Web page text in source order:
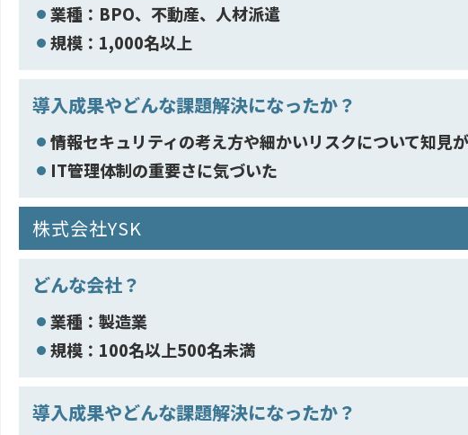
業種：BPO、不動産、人材派遣
規模：1,000名以上
導入成果やどんな課題解決になったか？
情報セキュリティの考え方や細かいリスクについて知見
IT管理体制の重要さに気づいた
株式会社YSK
どんな会社？
業種：製造業
規模：100名以上500名未満
導入成果やどんな課題解決になったか？